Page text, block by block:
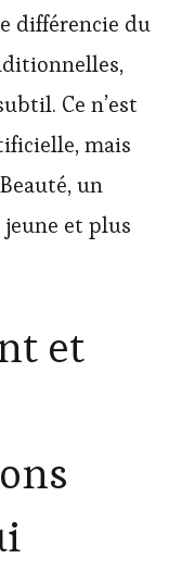
différencie du
Ce n’est
mais
un
et plus
et